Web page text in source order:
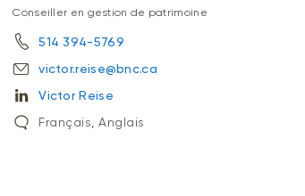
Conseiller en gestion de patrimoine
514 394-5769
victor.reise@bnc.ca
Victor Reise
Français, Anglais